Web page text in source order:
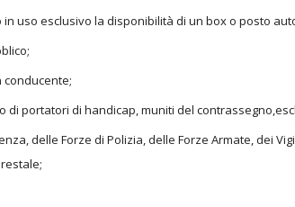
uso esclusivo la disponibilità di un box o posto
conducente;
di portatori di handicap, muniti del
delle Forze di Polizia, delle Forze Armate, dei